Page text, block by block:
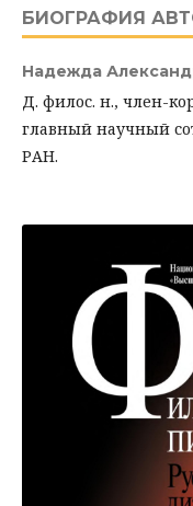
БИОГРАФИЯ
Надежда
Д. филос. н., член-
главный научный
РАН.